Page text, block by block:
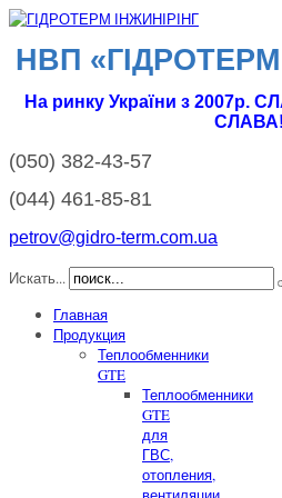
НВП
На ринку України з 2007р.
СЛАВА!
(050) 382-43-57
(044) 461-85-81
petrov@gidro-term.com.ua
Искать...
Главная
Продукция
Теплообменники
GTE
Теплообменники
GTE
для
ГВС,
отопления,